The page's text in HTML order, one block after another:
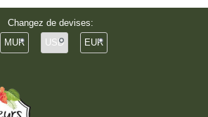
Changez de devises:
MUR
USD EUR